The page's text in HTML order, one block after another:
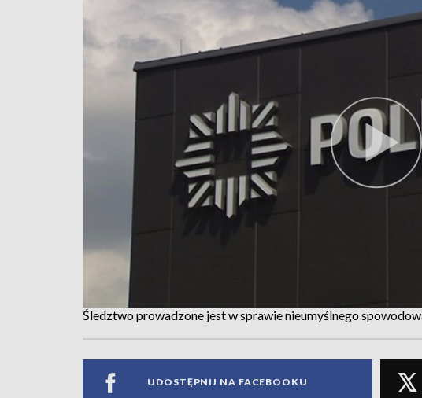
Śledztwo prowadzone jest w sprawie nieumyślnego
UDOSTĘPNIJ NA FACEBOOKU